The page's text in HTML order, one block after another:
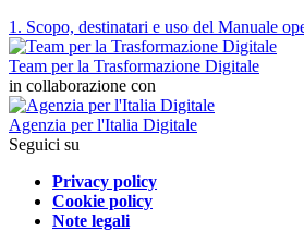
1. Scopo, destinatari e uso del Manuale
Team per la Trasformazione Digitale
in collaborazione con
Agenzia per l'Italia Digitale
Seguici su
Privacy policy
Cookie policy
Note legali